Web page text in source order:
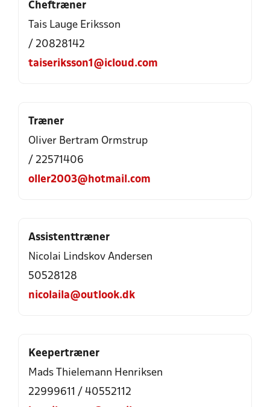
Cheftræner
Tais Lauge Eriksson
/ 20828142
taiseriksson1@icloud.com
Træner
Oliver Bertram Ormstrup
/ 22571406
oller2003@hotmail.com
Assistenttræner
Nicolai Lindskov Andersen
50528128
nicolaila@outlook.dk
Keepertræner
Mads Thielemann Henriksen
22999611 / 40552112